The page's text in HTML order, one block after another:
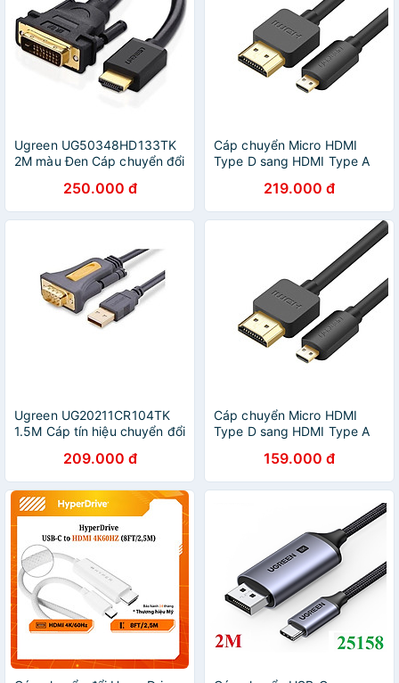
Ugreen UG50348HD133TK
2M màu Đen Cáp chuyển đổi
đồng - HÀNG CHÍNH HÃNG
250.000 đ
Cáp chuyển Micro HDMI
Type D sang HDMI Type A
30104 - Hàng chính hãng
219.000 đ
Ugreen UG20211CR104TK
1.5M Cáp tín hiệu chuyển đổi
cao cấp - HÀNG CHÍNH
HÃNG
209.000 đ
Cáp chuyển Micro HDMI
Type D sang HDMI Type A
30103 - Hàng chính hãng
159.000 đ